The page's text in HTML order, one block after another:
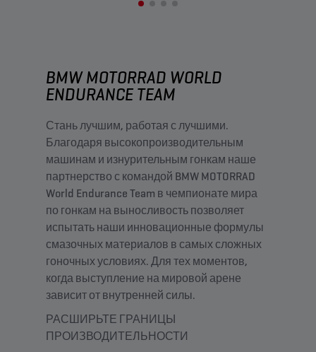
BMW MOTORRAD WORLD
ENDURANCE TEAM​
Стань лучшим, работая с лучшими.
Благодаря высокопроизводительным
машинам и изнурительным гонкам наше
партнерство с командой BMW MOTORRAD
World Endurance Team в чемпионате мира
по гонкам на выносливость позволяет
испытать наши инновационные формулы
смазочных материалов в самых сложных
гоночных условиях. Для тех моментов,
когда выступление на мировой арене
зависит от внутренней силы.
РАСШИРЬТЕ ГРАНИЦЫ
ПРОИЗВОДИТЕЛЬНОСТИ